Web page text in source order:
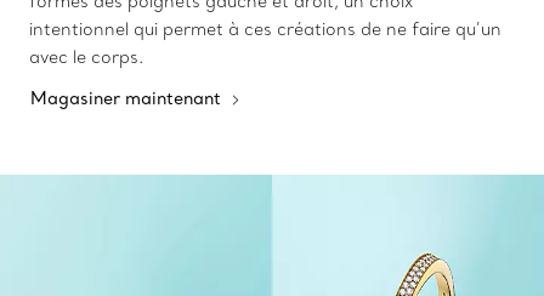
intentionnel qui permet à ces créations de ne faire qu’un
avec le corps.
Magasiner maintenant